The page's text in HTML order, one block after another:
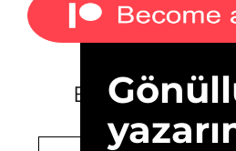
E-bültenimize